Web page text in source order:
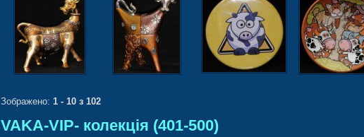
Зображено: 1 - 10 з 102
VAKA-VIP- колекція (401-500)